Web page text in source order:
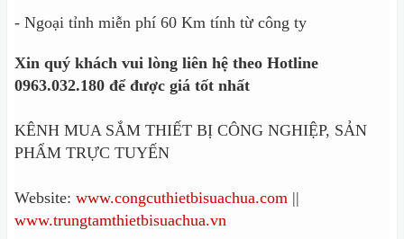
- Ngoại tỉnh miễn phí 60 Km tính từ công ty
Xin quý khách vui lòng liên hệ theo Hotline
0963.032.180 để được giá tốt nhất
KÊNH MUA SẮM THIẾT BỊ CÔNG NGHIỆP, SẢN
PHẨM TRỰC TUYẾN
Website: www.congcuthietbisuachua.com ||
www.trungtamthietbisuachua.vn